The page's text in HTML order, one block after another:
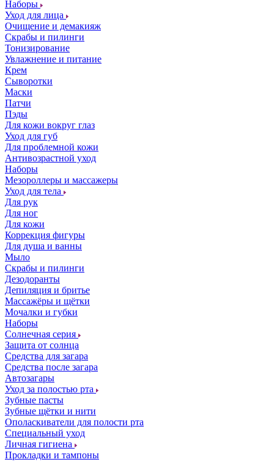
Наборы
Уход для лица
Очищение и демакияж
Скрабы и пилинги
Тонизирование
Увлажнение и питание
Крем
Сыворотки
Маски
Патчи
Пэды
Для кожи вокруг глаз
Уход для губ
Для проблемной кожи
Антивозрастной уход
Наборы
Мезороллеры и массажеры
Уход для тела
Для рук
Для ног
Для кожи
Коррекция фигуры
Для душа и ванны
Мыло
Скрабы и пилинги
Дезодоранты
Депиляция и бритье
Массажёры и щётки
Мочалки и губки
Наборы
Солнечная серия
Защита от солнца
Средства для загара
Средства после загара
Автозагары
Уход за полостью рта
Зубные пасты
Зубные щётки и нити
Ополаскиватели для полости рта
Специальный уход
Личная гигиена
Прокладки и тампоны